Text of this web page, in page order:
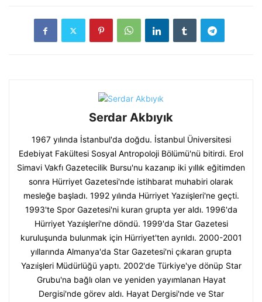
Serdar Akbıyık
1967 yılında İstanbul'da doğdu. İstanbul Üniversitesi
Edebiyat Fakültesi Sosyal Antropoloji Bölümü'nü bitirdi. Erol
Simavi Vakfı Gazetecilik Bursu'nu kazanıp iki yıllık eğitimden
sonra Hürriyet Gazetesi'nde istihbarat muhabiri olarak
mesleğe başladı. 1992 yılında Hürriyet Yazıişleri'ne geçti.
1993'te Spor Gazetesi'ni kuran grupta yer aldı. 1996'da
Hürriyet Yazıişleri'ne döndü. 1999'da Star Gazetesi
kuruluşunda bulunmak için Hürriyet'ten ayrıldı. 2000-2001
yıllarında Almanya'da Star Gazetesi'ni çıkaran grupta
Yazıişleri Müdürlüğü yaptı. 2002'de Türkiye'ye dönüp Star
Grubu'na bağlı olan ve yeniden yayımlanan Hayat
Dergisi'nde görev aldı. Hayat Dergisi'nde ve Star